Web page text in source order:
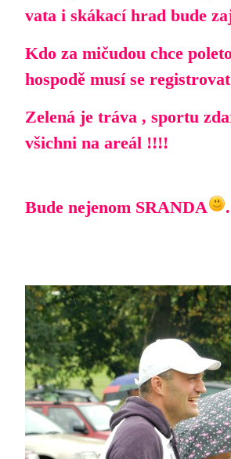
vata i skákací hrad bude
Kdo za mičudou chce
hospodě musí se
Zelená je tráva , sportu
všichni na areál !!!!
Bude nejenom SRANDA